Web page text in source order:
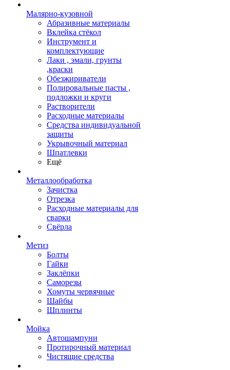
Малярно-кузовной
Абразивные материалы
Вклейка стёкол
Инструмент и
комплектующие
Лаки , эмали, грунты
,краски
Обезжириватели
Полировальные пасты ,
подложки и круги
Растворители
Расходные материалы
Средства индивидуальной
защиты
Укрывочный материал
Шпатлевки
Ещё
Металлообработка
Зачистка
Отрезка
Расходные материалы для
сварки
Свёрла
Метиз
Болты
Гайки
Заклёпки
Саморезы
Хомуты червячные
Шайбы
Шплинты
Мойка
Автошампуни
Протирочный материал
Чистящие средства